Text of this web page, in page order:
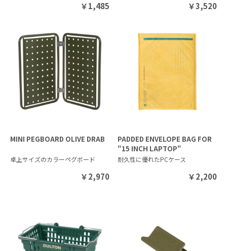
￥1,485 ￥3,520
MINI PEGBOARD OLIVE DRAB
卓上サイズのカラーペグボード
￥2,970
PADDED ENVELOPE BAG FOR
"15 INCH LAPTOP"
耐久性に優れたPCケース
￥2,200